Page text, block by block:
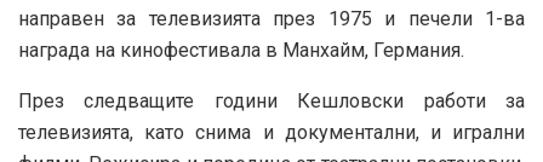
направен за телевизията през 1975 и печели 1-ва
награда на кинофестивала в Манхайм, Германия.
През следващите години Кешловски работи за
телевизията, като снима и документални, и игрални